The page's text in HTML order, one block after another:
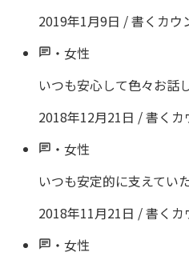
2019年1月9日 /書くカウ
・ 女性
いつも安心して色々お話
2018年12月21日 /書くカ
・ 女性
いつも安定的に支えてい
2018年11月21日 /書くカ
・ 女性